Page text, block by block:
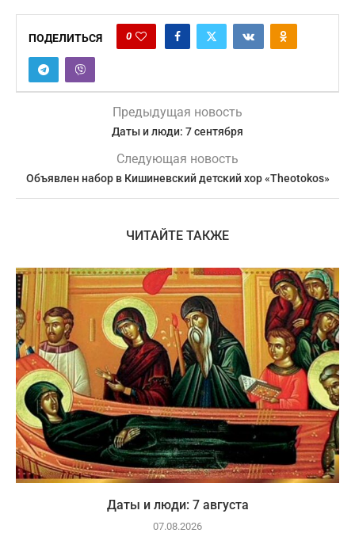
ПОДЕЛИТЬСЯ 0
Предыдущая новость
Даты и люди: 7 сентября
Следующая новость
Объявлен набор в Кишиневский детский хор «Theotokos»
ЧИТАЙТЕ ТАКЖЕ
Даты и люди: 7 августа
07.08.2026